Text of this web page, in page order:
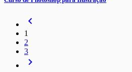
navigate_before
1
2
3
navigate_next